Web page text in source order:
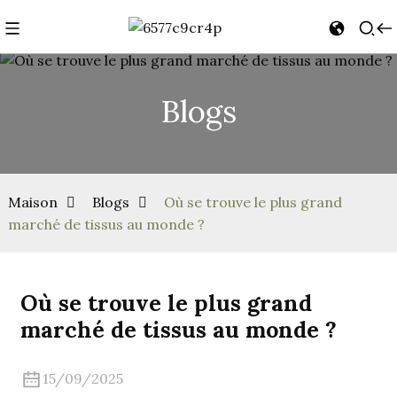
Blogs
Maison Blogs
Où se trouve le plus grand
marché de tissus au monde ?
Où se trouve le plus grand
marché de tissus au monde ?
15/09/2025